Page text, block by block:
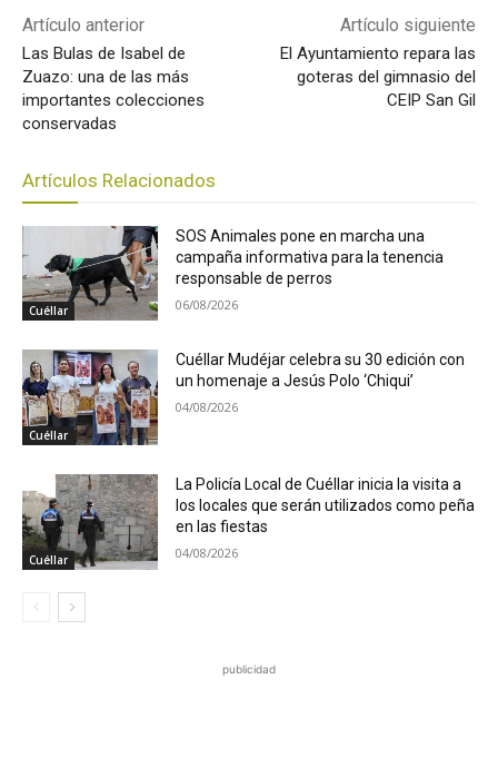
Artículo anterior
Las Bulas de Isabel de
Zuazo: una de las más
importantes colecciones
conservadas
Artículo siguiente
El Ayuntamiento repara las
goteras del gimnasio del
CEIP San Gil
Artículos Relacionados
Cuéllar
SOS Animales pone en marcha una
campaña informativa para la tenencia
responsable de perros
06/08/2026
Cuéllar
Cuéllar Mudéjar celebra su 30 edición con
un homenaje a Jesús Polo ‘Chiqui’
04/08/2026
Cuéllar
La Policía Local de Cuéllar inicia la visita a
los locales que serán utilizados como peña
en las fiestas
04/08/2026
publicidad